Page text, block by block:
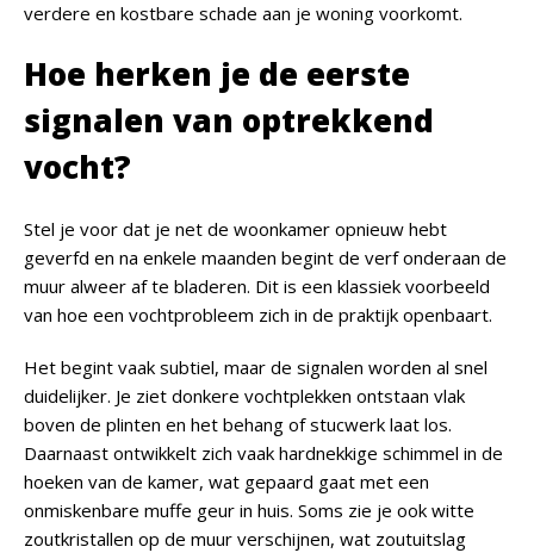
verdere en kostbare schade aan je woning voorkomt.
Hoe herken je de eerste
signalen van optrekkend
vocht?
Stel je voor dat je net de woonkamer opnieuw hebt
geverfd en na enkele maanden begint de verf onderaan de
muur alweer af te bladeren. Dit is een klassiek voorbeeld
van hoe een vochtprobleem zich in de praktijk openbaart.
Het begint vaak subtiel, maar de signalen worden al snel
duidelijker. Je ziet donkere vochtplekken ontstaan vlak
boven de plinten en het behang of stucwerk laat los.
Daarnaast ontwikkelt zich vaak hardnekkige schimmel in de
hoeken van de kamer, wat gepaard gaat met een
onmiskenbare muffe geur in huis. Soms zie je ook witte
zoutkristallen op de muur verschijnen, wat zoutuitslag